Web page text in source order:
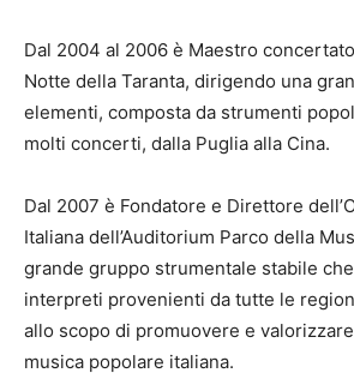
Dal 2004 al 2006 è Maestro
Notte della Taranta, dirigendo una
elementi, composta da strumenti
molti concerti, dalla Puglia alla Cina.
Dal 2007 è Fondatore e Direttore
Italiana dell’Auditorium Parco della
grande gruppo strumentale stabile
interpreti provenienti da tutte le
allo scopo di promuovere e
musica popolare italiana.